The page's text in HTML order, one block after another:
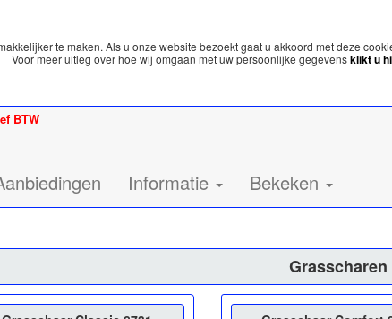
te maken. Als u onze website bezoekt gaat u akkoord met deze
Voor meer uitleg over hoe wij omgaan met uw persoonlijke gegevensklikt u
BTW
Informatie Bekeken
Grasscharen